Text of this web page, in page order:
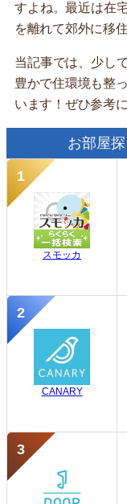
すよね。最近は在
を離れて郊外に移
当記事では、少し
豊かで住環境も整
います！ぜひ参考
お部屋
スモッカ
CANARY